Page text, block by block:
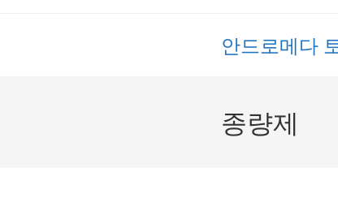
안드로메다
종량제